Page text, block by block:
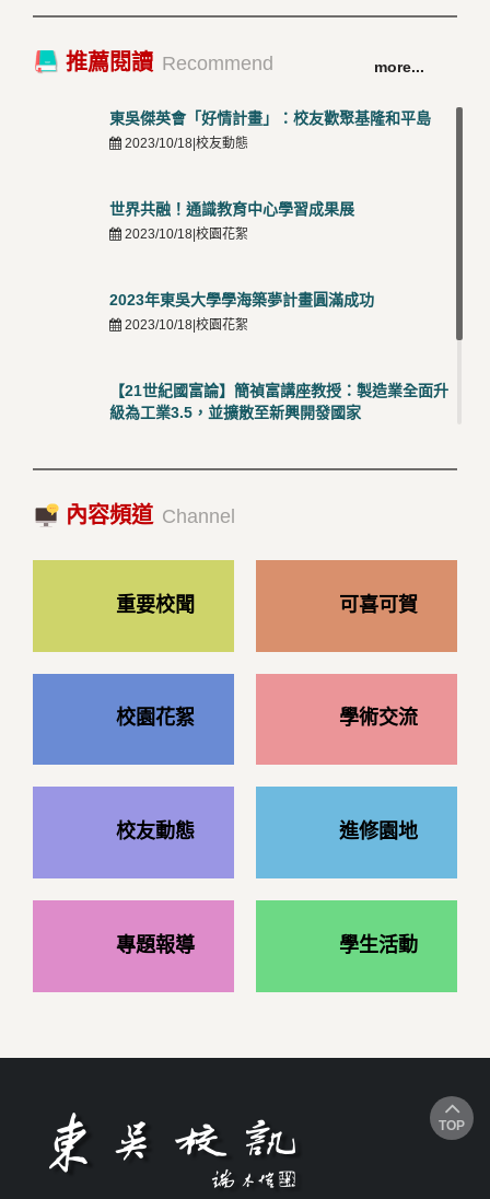
TOP
卓越永續校園 東吳大學連奪 ISO 14001、45001 及
50001三大國際驗證殊榮
推薦閱讀 Recommend more...
東吳傑英會「好情計畫」：校友歡聚基隆和平島
2023/10/18|校友動態
世界共融！通識教育中心學習成果展
2023/10/18|校園花絮
2023年東吳大學學海築夢計畫圓滿成功
2023/10/18|校園花絮
【21世紀國富論】簡禎富講座教授：製造業全面升
級為工業3.5，並擴散至新興開發國家
2023/10/18|推薦閱讀
內容頻道 Channel
重要校聞 可喜可賀
校園花絮 學術交流
校友動態 進修園地
專題報導 學生活動
TOP